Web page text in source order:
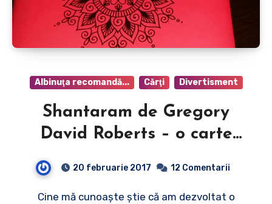
Albinuţa recomandă... Cărţi Divertisment
Shantaram de Gregory
David Roberts – o carte
captivantă despre o altă
20 februarie 2017 12 Comentarii
Cine mă cunoaște știe că am dezvoltat o